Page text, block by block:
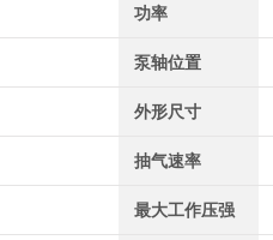
功率
泵轴位置
外形尺寸
抽气速率
最大工作压强